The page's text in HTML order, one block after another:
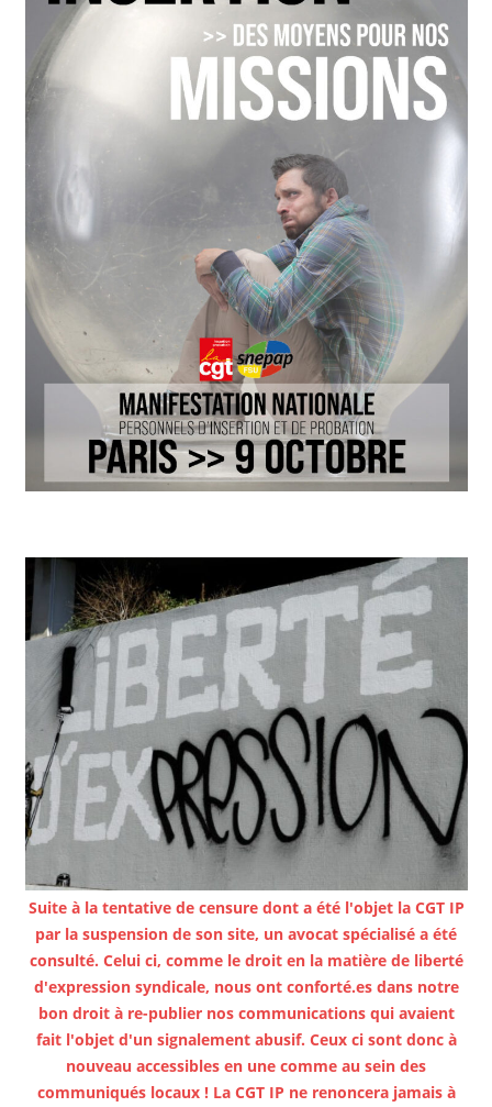
Suite à la tentative de censure dont a été l'objet la CGT IP
par la suspension de son site, un avocat spécialisé a été
consulté. Celui ci, comme le droit en la matière de liberté
d'expression syndicale, nous ont conforté.es dans notre
bon droit à re-publier nos communications qui avaient
fait l'objet d'un signalement abusif. Ceux ci sont donc à
nouveau accessibles en une comme au sein des
communiqués locaux ! La CGT IP ne renoncera jamais à